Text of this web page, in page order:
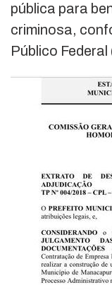
pública para
criminosa,
Público Federal